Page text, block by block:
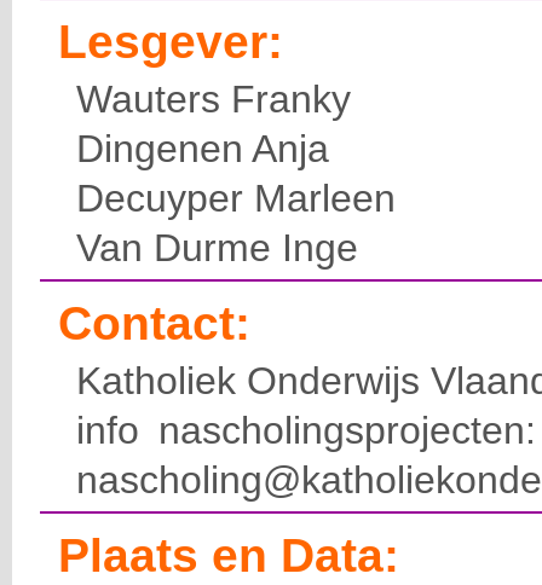
Lesgever:
Wauters Franky
Dingenen Anja
Decuyper Marleen
Van Durme Inge
Contact:
Katholiek Onderwijs
info
Plaats en Data: